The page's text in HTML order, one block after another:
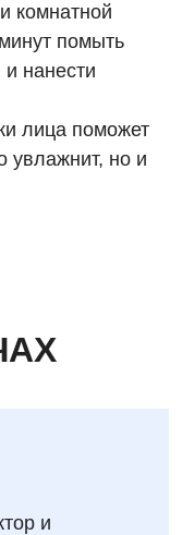
комнатной
помыть
нанести
лица поможет
увлажнит, но и
и